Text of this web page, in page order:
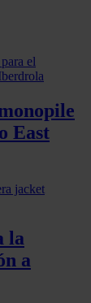
East
la
a